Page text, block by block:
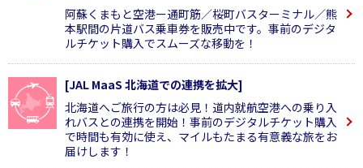
阿蘇くまもと空港ー通町筋／桜町バスターミナル／熊
本駅間の片道バス乗車券を販売中です。事前のデジタ
ルチケット購入でスムーズな移動を！
[JAL MaaS 北海道での連携を拡大]
北海道へご旅行の方は必見！道内就航空港への乗り入
れバスとの連携を開始！事前のデジタルチケット購入
で時間も有効に使え、マイルもたまる有意義な旅をお
届けします！